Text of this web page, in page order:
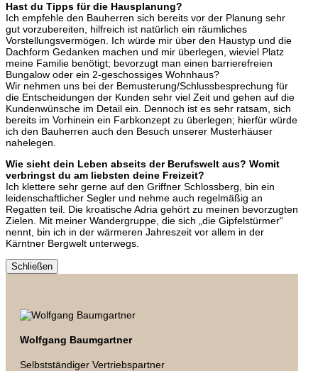
Hast du Tipps für die Hausplanung?
Ich empfehle den Bauherren sich bereits vor der Planung sehr
gut vorzubereiten, hilfreich ist natürlich ein räumliches
Vorstellungsvermögen. Ich würde mir über den Haustyp und die
Dachform Gedanken machen und mir überlegen, wieviel Platz
meine Familie benötigt; bevorzugt man einen barrierefreien
Bungalow oder ein 2-geschossiges Wohnhaus?
Wir nehmen uns bei der Bemusterung/Schlussbesprechung für
die Entscheidungen der Kunden sehr viel Zeit und gehen auf die
Kundenwünsche im Detail ein. Dennoch ist es sehr ratsam, sich
bereits im Vorhinein ein Farbkonzept zu überlegen; hierfür würde
ich den Bauherren auch den Besuch unserer Musterhäuser
nahelegen.
Wie sieht dein Leben abseits der Berufswelt aus? Womit
verbringst du am liebsten deine Freizeit?
Ich klettere sehr gerne auf den Griffner Schlossberg, bin ein
leidenschaftlicher Segler und nehme auch regelmäßig an
Regatten teil. Die kroatische Adria gehört zu meinen bevorzugten
Zielen. Mit meiner Wandergruppe, die sich „die Gipfelstürmer“
nennt, bin ich in der wärmeren Jahreszeit vor allem in der
Kärntner Bergwelt unterwegs.
Schließen
Wolfgang Baumgartner
Selbstständiger Vertriebspartner